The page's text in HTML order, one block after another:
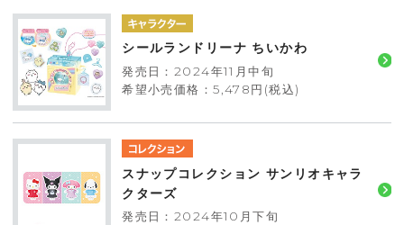
シールランドリーナ ちいかわ
発売日：2024年11月中旬
希望小売価格：5,478円(税込)
スナップコレクション サンリオキャラ
クターズ
発売日：2024年10月下旬